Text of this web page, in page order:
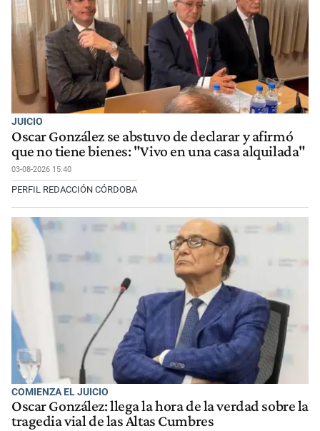
JUICIO
Oscar González se abstuvo de declarar y afirmó
que no tiene bienes: "Vivo en una casa alquilada"
03-08-2026 15:40
PERFIL REDACCIÓN CÓRDOBA
COMIENZA EL JUICIO
Oscar González: llega la hora de la verdad sobre la
tragedia vial de las Altas Cumbres